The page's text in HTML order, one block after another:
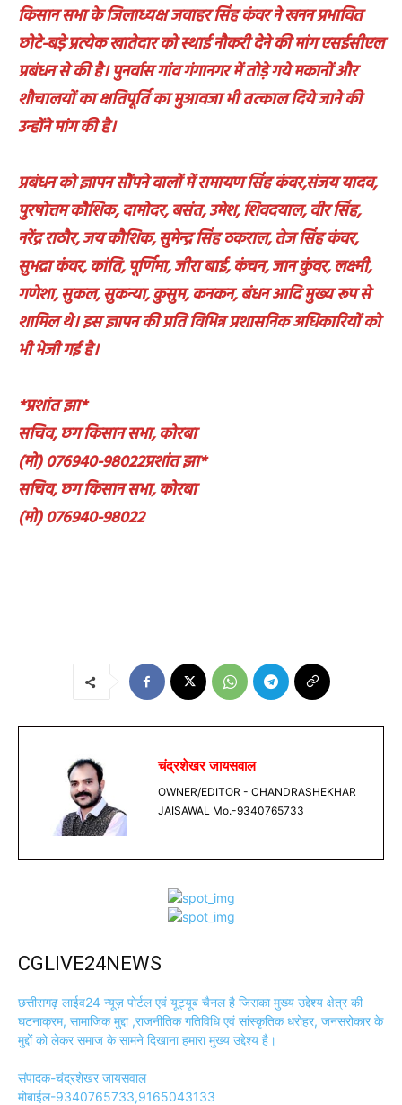
किसान सभा के जिलाध्यक्ष जवाहर सिंह कंवर ने खनन प्रभावित
छोटे-बड़े प्रत्येक खातेदार को स्थाई नौकरी देने की मांग एसईसीएल
प्रबंधन से की है। पुनर्वास गांव गंगानगर में तोड़े गये मकानों और
शौचालयों का क्षतिपूर्ति का मुआवजा भी तत्काल दिये जाने की
उन्होंने मांग की है।
प्रबंधन को ज्ञापन सौंपने वालों में रामायण सिंह कंवर,संजय यादव,
पुरषोत्तम कौशिक, दामोदर, बसंत, उमेश, शिवदयाल, वीर सिंह,
नरेंद्र राठौर, जय कौशिक, सुमेन्द्र सिंह ठकराल, तेज सिंह कंवर,
सुभद्रा कंवर, कांति, पूर्णिमा, जीरा बाई, कंचन, जान कुंवर, लक्ष्मी,
गणेशा, सुकल, सुकन्या, कुसुम, कनकन, बंधन आदि मुख्य रूप से
शामिल थे। इस ज्ञापन की प्रति विभिन्न प्रशासनिक अधिकारियों को
भी भेजी गई है।
*प्रशांत झा*
सचिव, छग किसान सभा, कोरबा
(मो) 076940-98022प्रशांत झा*
सचिव, छग किसान सभा, कोरबा
(मो) 076940-98022
चंद्रशेखर जायसवाल
OWNER/EDITOR - CHANDRASHEKHAR
JAISAWAL Mo.-9340765733
CGLIVE24NEWS
छत्तीसगढ़ लाईव24 न्यूज़ पोर्टल एवं यूट्यूब चैनल है जिसका मुख्य उद्देश्य क्षेत्र की
घटनाक्रम, सामाजिक मुद्दा ,राजनीतिक गतिविधि एवं सांस्कृतिक धरोहर, जनसरोकार के
मुद्दों को लेकर समाज के सामने दिखाना हमारा मुख्य उद्देश्य है।
संपादक-चंद्रशेखर जायसवाल
मोबाईल-9340765733,9165043133